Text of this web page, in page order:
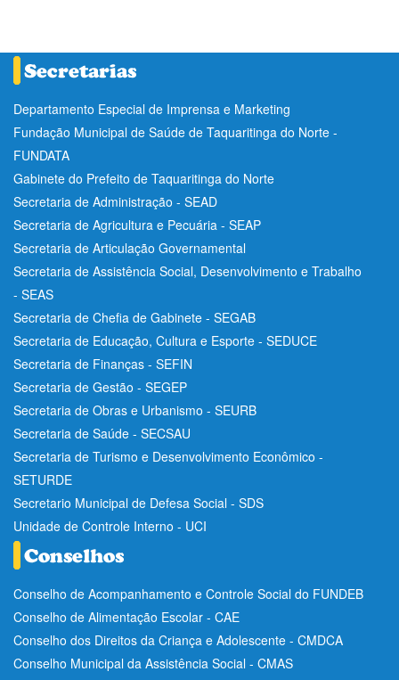
Departamento Especial de Imprensa e Marketing
Fundação Municipal de Saúde de Taquaritinga do Norte -
FUNDATA
Gabinete do Prefeito de Taquaritinga do Norte
Secretaria de Administração - SEAD
Secretaria de Agricultura e Pecuária - SEAP
Secretaria de Articulação Governamental
Secretaria de Assistência Social, Desenvolvimento e Trabalho
- SEAS
Secretaria de Chefia de Gabinete - SEGAB
Secretaria de Educação, Cultura e Esporte - SEDUCE
Secretaria de Finanças - SEFIN
Secretaria de Gestão - SEGEP
Secretaria de Obras e Urbanismo - SEURB
Secretaria de Saúde - SECSAU
Secretaria de Turismo e Desenvolvimento Econômico -
SETURDE
Secretario Municipal de Defesa Social - SDS
Unidade de Controle Interno - UCI
Conselho de Acompanhamento e Controle Social do FUNDEB
Conselho de Alimentação Escolar - CAE
Conselho dos Direitos da Criança e Adolescente - CMDCA
Conselho Municipal da Assistência Social - CMAS